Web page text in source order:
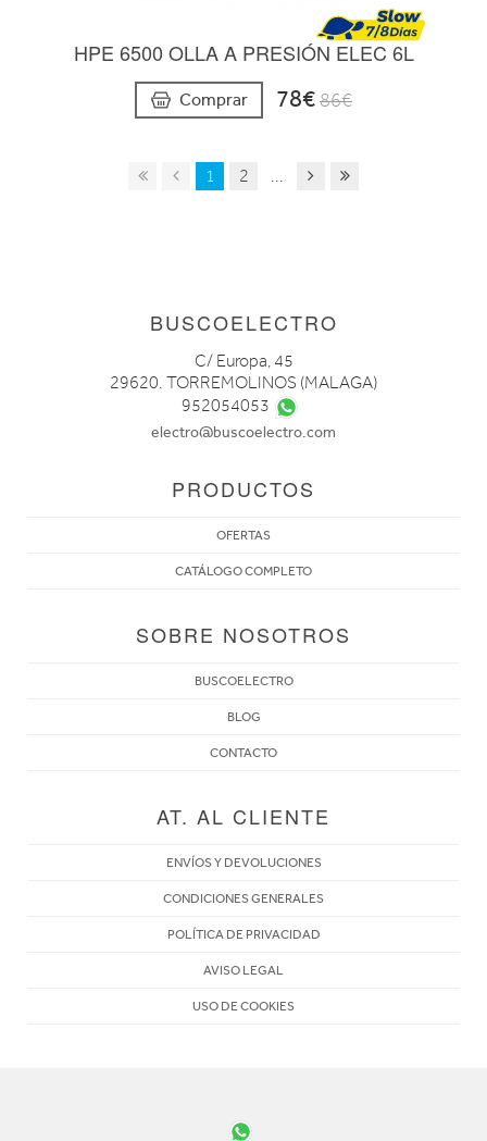
HPE 6500 OLLA A PRESIÓN ELEC 6L
Comprar 78€86€
1 2 ...
BUSCOELECTRO
C/ Europa, 45
29620. TORREMOLINOS (MALAGA)
952054053
electro@buscoelectro.com
PRODUCTOS
OFERTAS
CATÁLOGO COMPLETO
SOBRE NOSOTROS
BUSCOELECTRO
BLOG
CONTACTO
AT. AL CLIENTE
ENVÍOS Y DEVOLUCIONES
CONDICIONES GENERALES
POLÍTICA DE PRIVACIDAD
AVISO LEGAL
USO DE COOKIES